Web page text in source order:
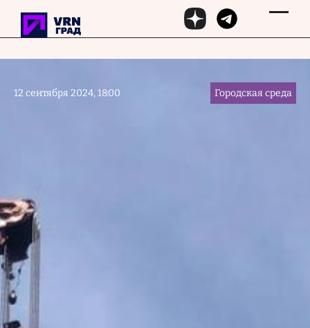
Перейти к основному содержанию
12 сентября 2024, 18:00 Городская среда